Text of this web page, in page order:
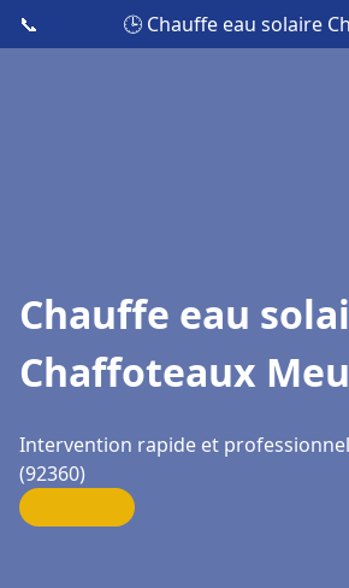
📞 🕒 Chauffe eau solaire
Chauffe eau
Chaffoteaux
Intervention rapide et
(92360)